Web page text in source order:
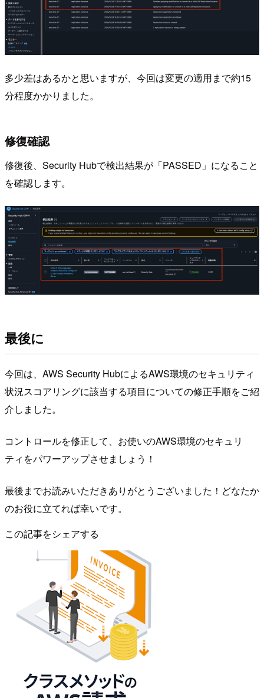
多少差はあるかと思いますが、今回は変更の適用まで約15
分程度かかりました。
修復確認
修復後、Security Hubで検出結果が「PASSED」になること
を確認します。
最後に
今回は、AWS Security HubによるAWS環境のセキュリティ
状況スコアリングに該当する項目についての修正手順をご紹
介しました。
コントロールを修正して、お使いのAWS環境のセキュリ
ティをパワーアップさせましょう！
最後までお読みいただきありがとうございました！どなたか
のお役に立てれば幸いです。
この記事をシェアする